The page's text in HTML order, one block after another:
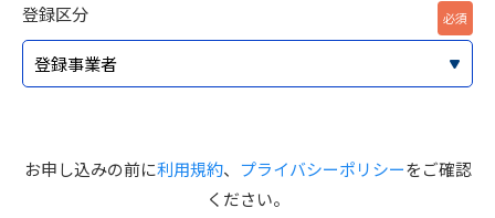
登録区分
お申し込みの前に利用規約、 プライバシーポリシーをご確認
ください。